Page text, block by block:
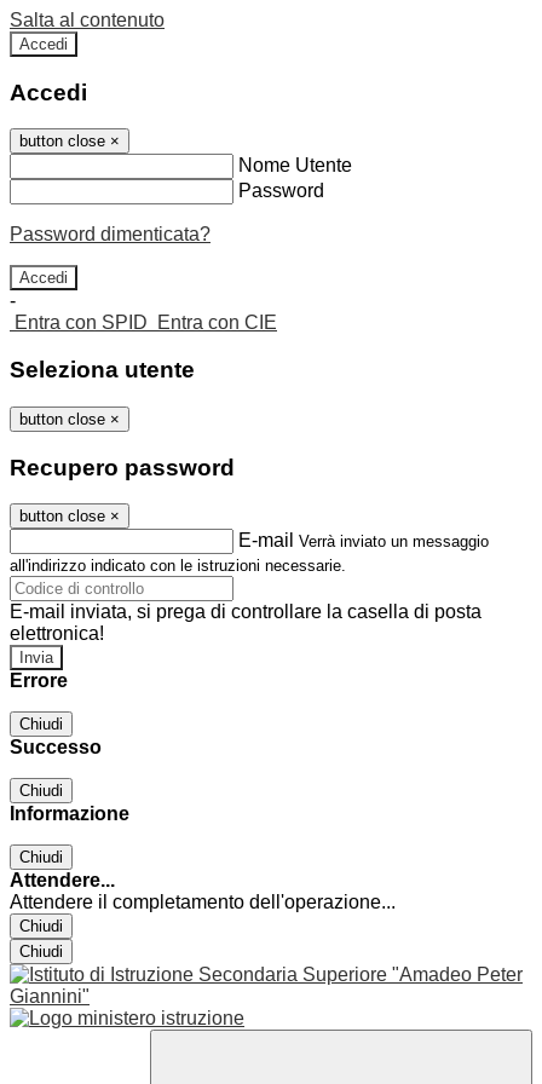
Salta al contenuto
Accedi
Accedi
button close ×
Nome Utente
Password
Password dimenticata?
-
Entra con SPID
Entra con CIE
Seleziona utente
button close ×
Recupero password
button close ×
E-mail Verrà inviato un messaggio
all'indirizzo indicato con le istruzioni necessarie.
E-mail inviata, si prega di controllare la casella di posta
elettronica!
Errore
Chiudi
Successo
Chiudi
Informazione
Chiudi
Attendere...
Attendere il completamento dell'operazione...
Chiudi
Chiudi